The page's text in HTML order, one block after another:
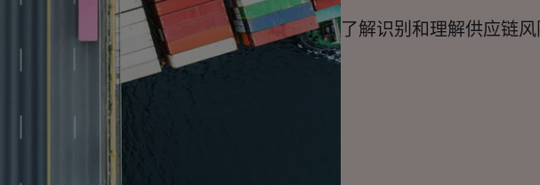
了解识别和理解供应链